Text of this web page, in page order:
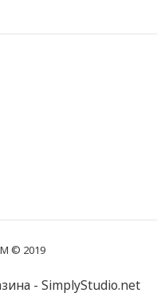
© 2019
- SimplyStudio.net